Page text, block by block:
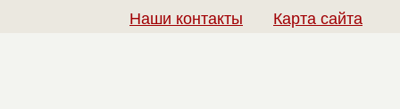
Наши контакты Карта сайта